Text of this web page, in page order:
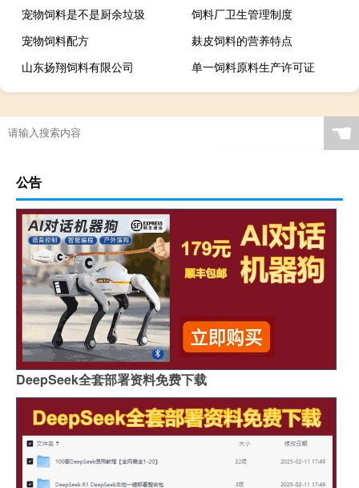
宠物饲料是不是厨余垃圾
饲料厂卫生管理制度
宠物饲料配方
麸皮饲料的营养特点
山东扬翔饲料有限公司
单一饲料原料生产许可证
☚
公告
DeepSeek全套部署资料免费下载